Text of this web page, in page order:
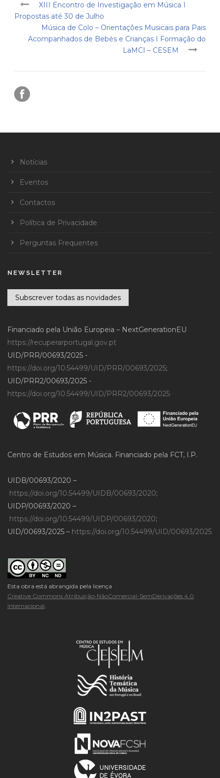
XIII Encontro de Investigação em Música I
Propostas até 30 de Julho
Música de Colo – Orientações Musicais para Pais
Acompanhados de Bebés e Crianças I Formação do
LaMCI – CESEM
Notícias
Eventos
Contactos
Política de Privacidade
Perguntas Frequentes
NEWSLETTER
Subscrever todas as novidades
Financiado pela União Europeia – NextGenerationEU
https://recuperarportugal.gov.pt
UID/PRR/00693/2025 -
https://doi.org/10.54499/UID/PRR/00693/2025;
UID/PRR2/00693/2025 -
https://doi.org/10.54499/UID/PRR2/00693/2025
Centro de Estudos em Música. Financiado pela FCT, I.P.
UIDB/00693/2020 –
https://doi.org/10.54499/UIDB/00693/2020;
UIDP/00693/2020 –
https://doi.org/10.54499/UIDP/00693/2020;
UID/00693/2025 – https://doi.org/10.54499/UID/00693/2025
Esta obra está abrangida pela licença
Creative Commons Atribuição-NãoComercial-SemDerivações 4.0
Internacional.